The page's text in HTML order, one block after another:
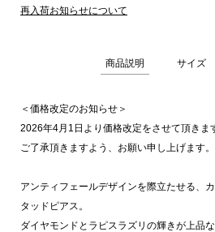
再入荷お知らせについて
商品説明 サイズ
＜価格改定のお知らせ＞
2026年4月1日より価格改定をさせて頂きま
ご了承頂きますよう、お願い申し上げます。
アンティフェールデザインを際立たせる、
タッドピアス。
ダイヤモンドとラピスラズリの輝きが上品